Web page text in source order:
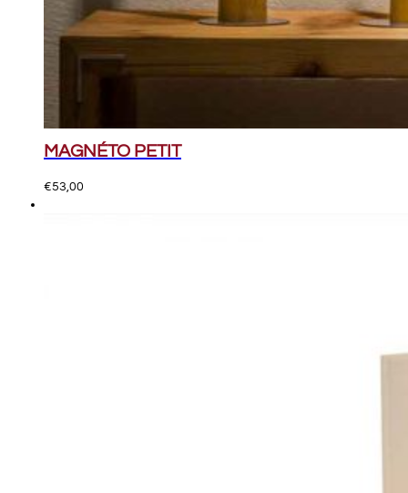
MAGNÉTO PETIT
€53,00